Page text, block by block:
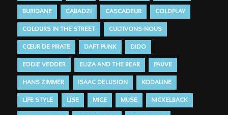
BURIDANE CABADZI CASCADEUR COLDPLAY
COLOURS IN THE STREET CULTIVONS-NOUS
CŒUR DE PIRATE DAFT PUNK DIDO
EDDIE VEDDER ELIZA AND THE BEAR FAUVE
HANS ZIMMER ISAAC DELUSION KODALINE
LIFE STYLE LISE MICE MUSE NICKELBACK